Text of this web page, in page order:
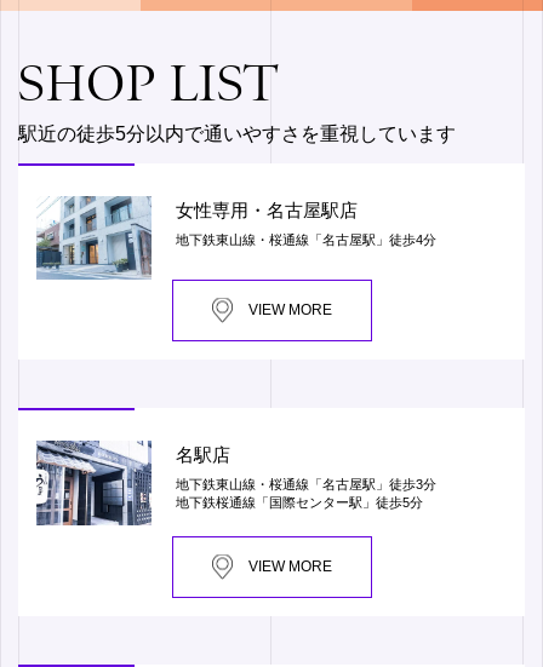
SHOP LIST
駅近の徒歩5分以内で通いやすさを重視しています
女性専用・名古屋駅店
地下鉄東山線・桜通線「名古屋駅」徒歩4分
VIEW MORE
名駅店
地下鉄東山線・桜通線「名古屋駅」徒歩3分
地下鉄桜通線「国際センター駅」徒歩5分
VIEW MORE